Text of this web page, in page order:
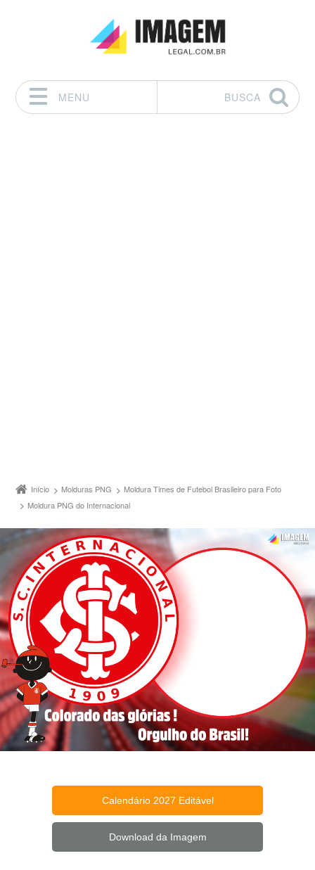
MENU
BUSCA
Início Molduras PNG
Moldura Times de Futebol Brasileiro para Foto
Moldura PNG do Internacional
Calendário 2027 Editável
Download da Imagem